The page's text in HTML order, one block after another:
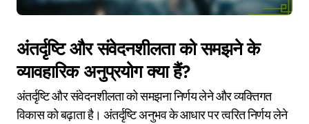
अंतर्दृष्टि और संवेदनशीलता को समझने के
व्यावहारिक अनुप्रयोग क्या हैं?
अंतर्दृष्टि और संवेदनशीलता को समझना निर्णय लेने और व्यक्तिगत
विकास को बढ़ाता है। अंतर्दृष्टि अनुभव के आधार पर त्वरित निर्णय लेने